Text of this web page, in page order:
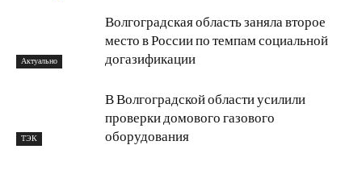
Актуально
Волгоградская область заняла второе
место в России по темпам социальной
догазификации
ТЭК
В Волгоградской области усилили
проверки домового газового
оборудования